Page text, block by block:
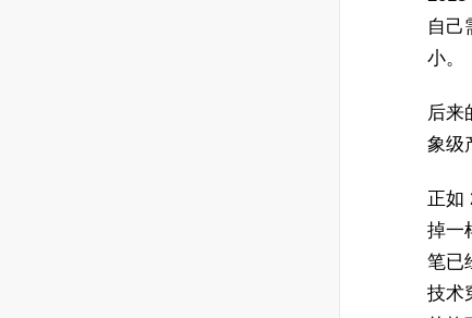
自己
小。
后来
象级
正如
掉一
笔已
技术